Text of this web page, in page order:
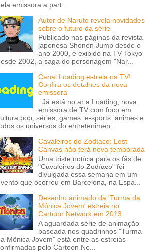
emissora a part...
Autor de Naruto revela novidades
sobre o futuro da série
Publicado nas páginas da revista
japonesa Shonen Jump desde o
ano 2000, e exibido na TV Tokyo
2002, a saga do personagem "Nar...
Canal Loading estreia na TV!
Confira os detalhes da nova
emissora
Já está no ar a Loading, nova
emissora de TV com foco em
pop, séries, games, e-sports, animes e
os universos do entretenimen...
Cavaleiros do Zodíaco: Lost
Canvas não terá nova temporada
Uma triste notícia para os fãs de
"Cavaleiros do Zodíaco" foi
divulgada essa semana em um
que ocorreu em Barcelona, na Espa...
Desenho animado da 'Turma da
Mônica Jovem' estreia no
Cartoon Network em 2013
A aguardada série de animação
baseada nos quadrinhos "Turma
Mônica Jovem" está entre as estreias
pelo Cartoon Ne...